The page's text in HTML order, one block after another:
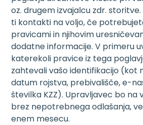
oz. drugem izvajalcu zdr.
ti kontakti na voljo, če
pravicami in njihovim
dodatne informacije. V primeru
katerekoli pravice iz tega
zahtevali vašo identifikacijo (kot
datum rojstva, prebivališče, e-
številka KZZ). Upravljavec bo na
brez nepotrebnega odlašanja,
enem mesecu.